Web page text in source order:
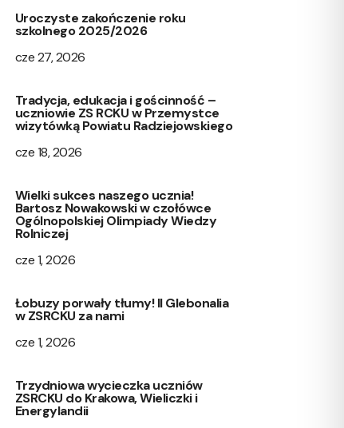
Uroczyste zakończenie roku
szkolnego 2025/2026
cze 27, 2026
Tradycja, edukacja i gościnność –
uczniowie ZS RCKU w Przemystce
wizytówką Powiatu Radziejowskiego
cze 18, 2026
Wielki sukces naszego ucznia!
Bartosz Nowakowski w czołówce
Ogólnopolskiej Olimpiady Wiedzy
Rolniczej
cze 1, 2026
Łobuzy porwały tłumy! II Glebonalia
w ZSRCKU za nami
cze 1, 2026
Trzydniowa wycieczka uczniów
ZSRCKU do Krakowa, Wieliczki i
Energylandii